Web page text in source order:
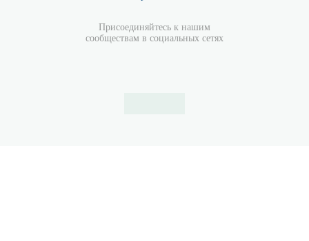
Присоединяйтесь к нашим
сообществам в социальных сетях